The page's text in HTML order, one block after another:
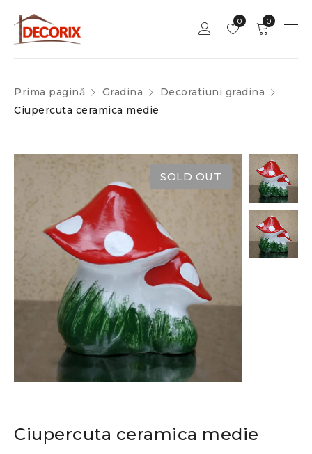
0
0
Prima pagină Gradina
Decoratiuni gradina
Ciupercuta ceramica medie
SOLD OUT
Ciupercuta ceramica medie